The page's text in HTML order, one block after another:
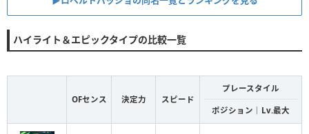
ハイライト＆エピックタイプの比較一覧
OFセンス 決定力 スピード
プレースタイル
ポジション｜Lv.最大